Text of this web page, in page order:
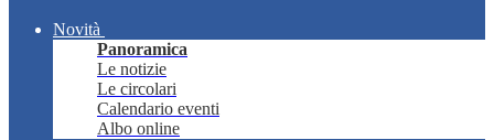
Novità
Panoramica
Le notizie
Le circolari
Calendario eventi
Albo online